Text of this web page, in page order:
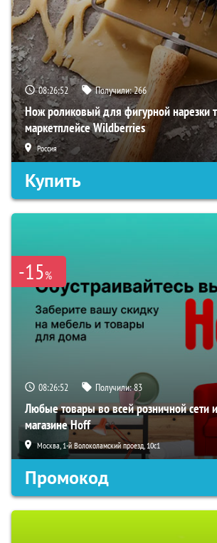
08:26:51 Получили:266
Нож роликовый для фигурной нарезки
маркетплейсе Wildberries
Россия
Купить
-15%
08:26:51 Получили:83
Любые товары во всей розничной сети
магазине Hoff
Москва, 1-й Волоколамский проезд, 10с1
Промокод